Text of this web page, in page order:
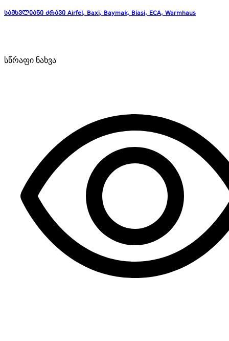
სამსვლიანი ძრავი Airfel, Baxi, Baymak, Biasi, ECA, Warmhaus
სწრაფი ნახვა